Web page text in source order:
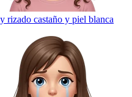
rizado castaño y piel blanca